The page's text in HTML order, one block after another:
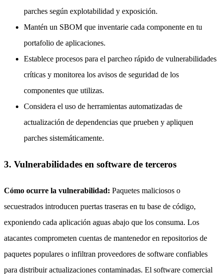
parches según explotabilidad y exposición.
Mantén un SBOM que inventarie cada componente en tu
portafolio de aplicaciones.
Establece procesos para el parcheo rápido de vulnerabilidades
críticas y monitorea los avisos de seguridad de los
componentes que utilizas.
Considera el uso de herramientas automatizadas de
actualización de dependencias que prueben y apliquen
parches sistemáticamente.
3. Vulnerabilidades en software de terceros
Cómo ocurre la vulnerabilidad: Paquetes maliciosos o
secuestrados introducen puertas traseras en tu base de código,
exponiendo cada aplicación aguas abajo que los consuma. Los
atacantes comprometen cuentas de mantenedor en repositorios de
paquetes populares o infiltran proveedores de software confiables
para distribuir actualizaciones contaminadas. El software comercial